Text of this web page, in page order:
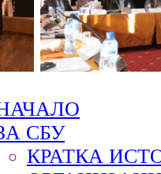
СБУ
КРАТКА